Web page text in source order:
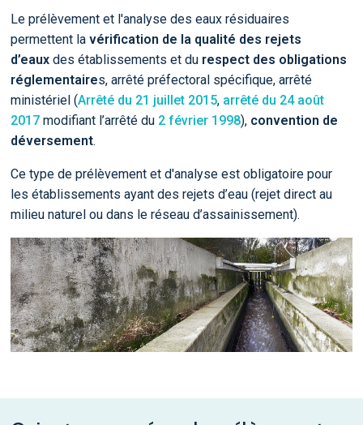
Le prélèvement et l'analyse des eaux résiduaires
permettent la vérification de la qualité des rejets
d’eauxdes établissements et du respect des obligations
réglementaires, arrêté préfectoral spécifique, arrêté
ministériel (Arrêté du 21 juillet 2015, arrêté du 24 août
2017modifiant l’arrêté du 2 février 1998), convention de
déversement.
Ce type de prélèvement et d'analyse est obligatoire pour
les établissements ayant des rejets d’eau (rejet direct au
milieu naturel ou dans le réseau d’assainissement).